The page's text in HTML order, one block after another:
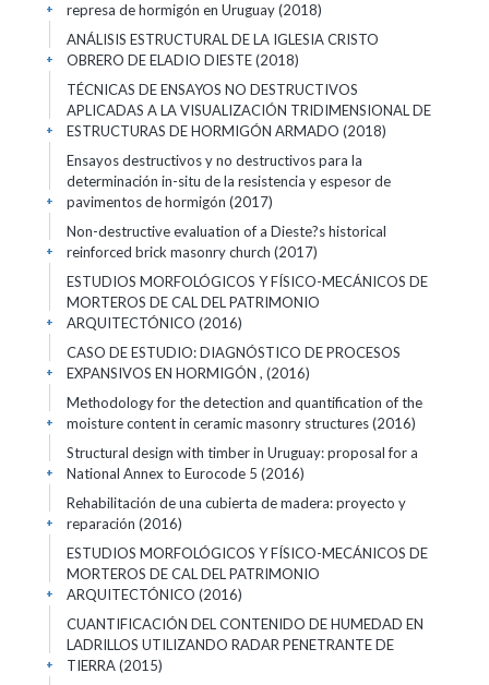
represa de hormigón en Uruguay (2018)
+
ANÁLISIS ESTRUCTURAL DE LA IGLESIA CRISTO
OBRERO DE ELADIO DIESTE (2018)
+
TÉCNICAS DE ENSAYOS NO DESTRUCTIVOS
APLICADAS A LA VISUALIZACIÓN TRIDIMENSIONAL DE
ESTRUCTURAS DE HORMIGÓN ARMADO (2018)
+
Ensayos destructivos y no destructivos para la
determinación in-situ de la resistencia y espesor de
pavimentos de hormigón (2017)
+
Non-destructive evaluation of a Dieste?s historical
reinforced brick masonry church (2017)
+
ESTUDIOS MORFOLÓGICOS Y FÍSICO-MECÁNICOS DE
MORTEROS DE CAL DEL PATRIMONIO
ARQUITECTÓNICO (2016)
+
CASO DE ESTUDIO: DIAGNÓSTICO DE PROCESOS
EXPANSIVOS EN HORMIGÓN , (2016)
+
Methodology for the detection and quantification of the
moisture content in ceramic masonry structures (2016)
+
Structural design with timber in Uruguay: proposal for a
National Annex to Eurocode 5 (2016)
+
Rehabilitación de una cubierta de madera: proyecto y
reparación (2016)
+
ESTUDIOS MORFOLÓGICOS Y FÍSICO-MECÁNICOS DE
MORTEROS DE CAL DEL PATRIMONIO
ARQUITECTÓNICO (2016)
+
CUANTIFICACIÓN DEL CONTENIDO DE HUMEDAD EN
LADRILLOS UTILIZANDO RADAR PENETRANTE DE
TIERRA (2015)
+